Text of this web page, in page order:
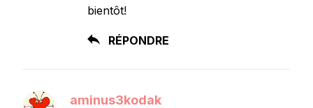
bientôt!
RÉPONDRE
aminus3kodak